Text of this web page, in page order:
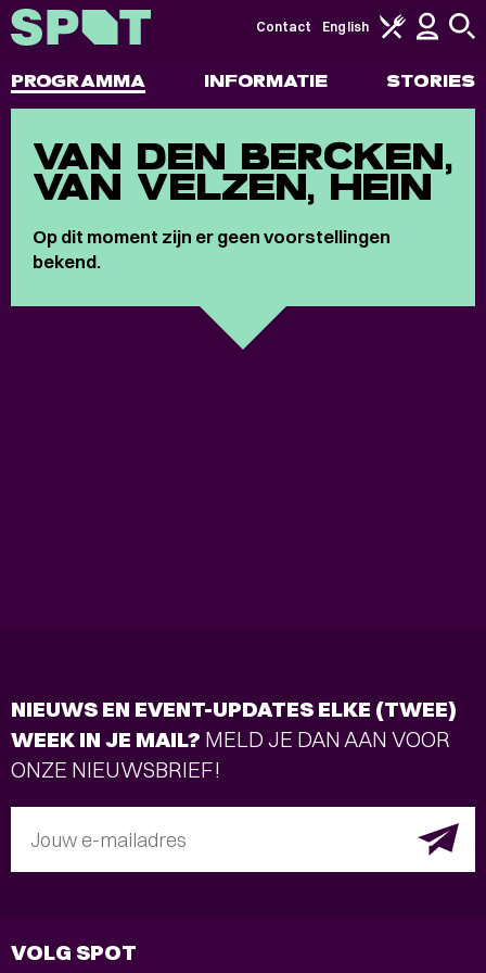
PROGRAMMA INFORMATIE STORIES
Contact English
VAN DEN BERCKEN,
VAN VELZEN, HEIN
Op dit moment zijn er geen voorstellingen
bekend.
NIEUWS EN EVENT-UPDATES ELKE (TWEE)
WEEK IN JE MAIL? MELD JE DAN AAN VOOR
ONZE NIEUWSBRIEF!
Jouw e-mailadres
VOLG SPOT